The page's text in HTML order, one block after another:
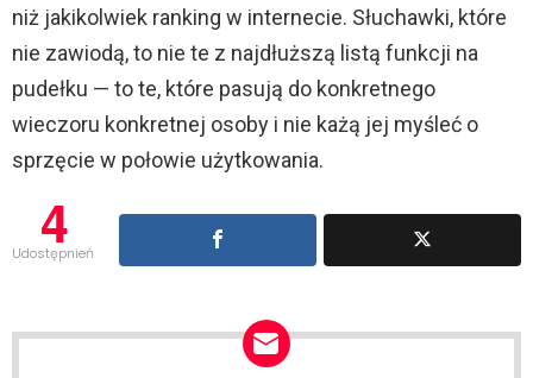
niż jakikolwiek ranking w internecie. Słuchawki, które
nie zawiodą, to nie te z najdłuższą listą funkcji na
pudełku — to te, które pasują do konkretnego
wieczoru konkretnej osoby i nie każą jej myśleć o
sprzęcie w połowie użytkowania.
4
Udostępnień